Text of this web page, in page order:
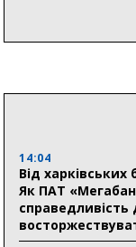
Пенсійний
18:54
Романько
прифронтової
в Австрії
14:04
Від
Як ПАТ